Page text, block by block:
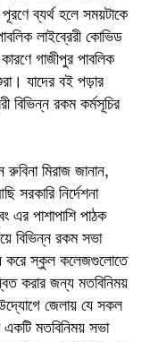
ব্যর্থ হলে সময়টাকে
লাইব্রেরী কোভিড
গাজীপুর পাবলিক
যাদের বই পড়ার
বিভিন্ন রকম কর্মসূচির
রুবিনা মিরাজ জানান,
সরকারি নির্দেশনা
এর পাশাপাশি পাঠক
বিভিন্ন রকম সভা
করে স্কুল কলেজগুলোতে
করার জন্য মতবিনিময়
জেলায় যে সকল
একটি মতবিনিময় সভা